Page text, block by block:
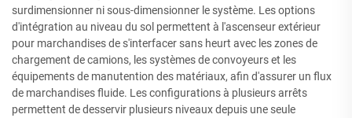
surdimensionner ni sous-dimensionner le système. Les options
d'intégration au niveau du sol permettent à l'ascenseur extérieur
pour marchandises de s'interfacer sans heurt avec les zones de
chargement de camions, les systèmes de convoyeurs et les
équipements de manutention des matériaux, afin d'assurer un flux
de marchandises fluide. Les configurations à plusieurs arrêts
permettent de desservir plusieurs niveaux depuis une seule